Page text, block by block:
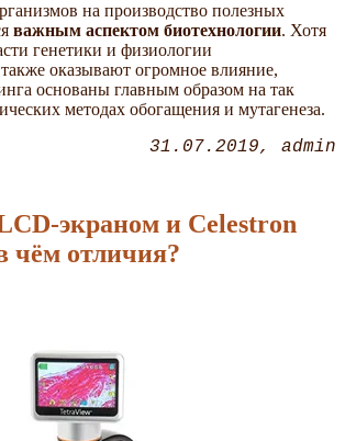
на производство полезных
важным аспектом биотехнологии. Хотя
генетики и физиологии
оказывают огромное влияние,
основаны главным образом на так
методах обогащения и мутагенеза.
31.07.2019 admin
экраном и Celestron
чём отличия?